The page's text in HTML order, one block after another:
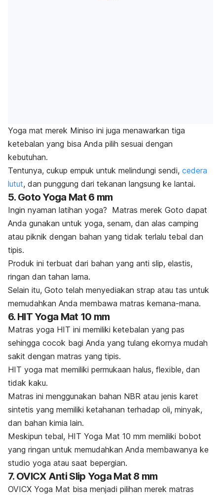
Yoga mat merek Miniso ini juga menawarkan tiga
ketebalan yang bisa Anda pilih sesuai dengan
kebutuhan.
Tentunya, cukup empuk untuk melindungi sendi, cedera
lutut, dan punggung dari tekanan langsung ke lantai.
5. Goto Yoga Mat 6 mm
Ingin nyaman latihan yoga? Matras merek Goto dapat
Anda gunakan untuk yoga, senam, dan alas camping
atau piknik dengan bahan yang tidak terlalu tebal dan
tipis.
Produk ini terbuat dari bahan yang anti slip, elastis,
ringan dan tahan lama.
Selain itu, Goto telah menyediakan strap atau tas untuk
memudahkan Anda membawa matras kemana-mana.
6. HIT Yoga Mat 10 mm
Matras yoga HIT ini memiliki ketebalan yang pas
sehingga cocok bagi Anda yang tulang ekornya mudah
sakit dengan matras yang tipis.
HIT yoga mat memiliki permukaan halus, flexible, dan
tidak kaku.
Matras ini menggunakan bahan NBR atau jenis karet
sintetis yang memiliki ketahanan terhadap oli, minyak,
dan bahan kimia lain.
Meskipun tebal, HIT Yoga Mat 10 mm memiliki bobot
yang ringan untuk memudahkan Anda membawanya ke
studio yoga atau saat bepergian.
7. OVICX Anti Slip Yoga Mat 8 mm
OVICX Yoga Mat bisa menjadi pilihan merek matras